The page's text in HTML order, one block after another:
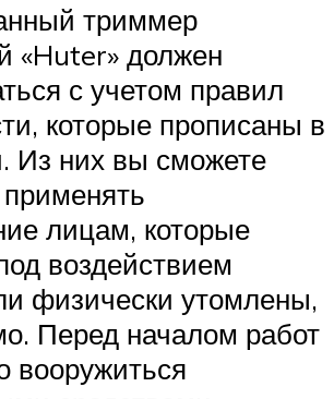
триммер
«Huter» должен
с учетом правил
которые прописаны в
Из них вы сможете
применять
лицам, которые
воздействием
физически утомлены,
Перед началом работ
вооружиться